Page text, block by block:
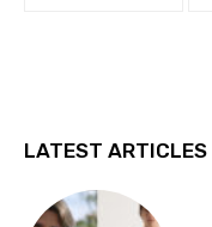
LATEST ARTICLES